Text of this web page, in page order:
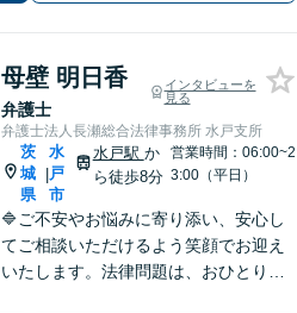
母壁 明日香
弁護士
インタビューを
見る
弁護士法人長瀬総合法律事務所 水戸支所
茨
城
県
|
水
戸
市
水戸駅 か
ら徒歩8分
営業時間：06:00~2
3:00（平日）
🔷ご不安やお悩みに寄り添い、安心し
てご相談いただけるよう笑顔でお迎え
いたします。法律問題は、おひとりで